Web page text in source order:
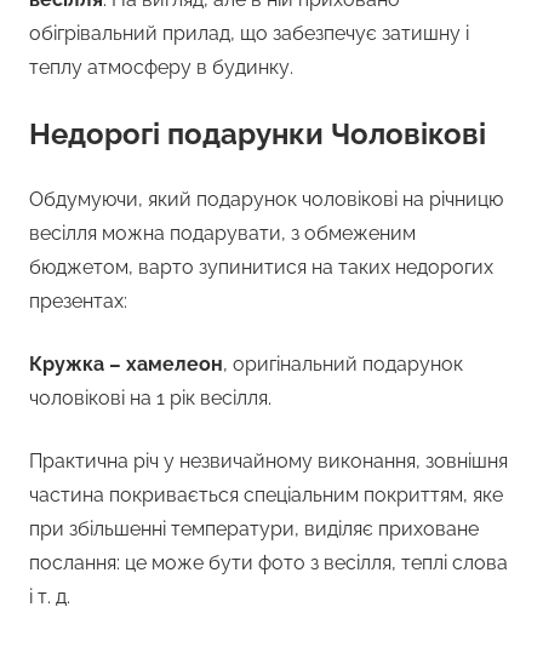
обігрівальний прилад, що забезпечує затишну і
теплу атмосферу в будинку.
Недорогі подарунки Чоловікові
Обдумуючи, який подарунок чоловікові на річницю
весілля можна подарувати, з обмеженим
бюджетом, варто зупинитися на таких недорогих
презентах:
Кружка – хамелеон, оригінальний подарунок
чоловікові на 1 рік весілля.
Практична річ у незвичайному виконання, зовнішня
частина покривається спеціальним покриттям, яке
при збільшенні температури, виділяє приховане
послання: це може бути фото з весілля, теплі слова
і т. д.